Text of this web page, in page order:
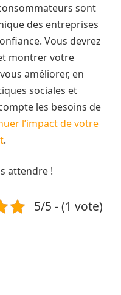
sont
des entreprises
Vous devrez
montrer votre
améliorer, en
sociales et
les besoins de
l’impact de votre
.
attendre !
5/5 - (1 vote)